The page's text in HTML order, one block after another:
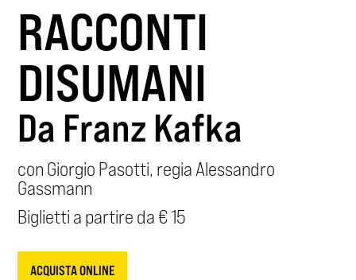
RACCONTI
DISUMANI
Da Franz Kafka
con Giorgio Pasotti, regia Alessandro
Gassmann
Biglietti a partire da € 15
ACQUISTA ONLINE